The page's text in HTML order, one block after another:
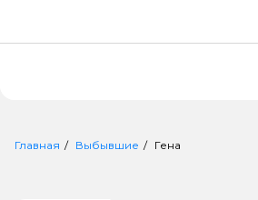
Главная Выбывшие Гена